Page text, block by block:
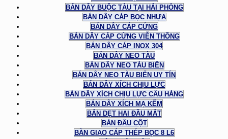
BÁN DÂY BUỘC TÀU TẠI HẢI PHÒNG
BÁN DÂY CÁP BỌC NHỰA
BÁN DÂY CÁP CỨNG
BÁN DÂY CÁP CỨNG VIỄN THÔNG
BÁN DÂY CÁP INOX 304
BÁN DÂY NEO TÀU
BÁN DÂY NEO TÀU BIỂN
BÁN DÂY NEO TÀU BIỂN UY TÍN
BÁN DÂY XÍCH CHỊU LỰC
BÁN DÂY XÍCH CHỊU LỰC CẨU HÀNG
BÁN DÂY XÍCH MẠ KẼM
BẢN DẸT HAI ĐẦU MẮT
BẢN ĐẦU CỘT
BÀN GIAO CÁP THÉP BỌC 8 L6